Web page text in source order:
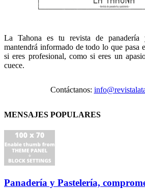
La Tahona es tu revista de
mantendrá informado de todo lo que pasa
si eres profesional, como si eres un
cuece.
Contáctanos:
MENSAJES POPULARES
Panadería y Pastelería,